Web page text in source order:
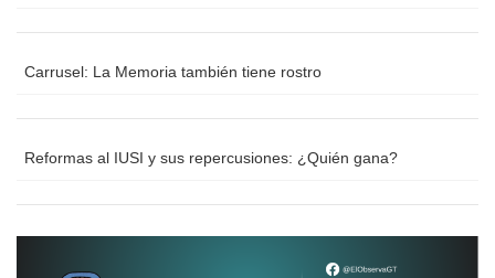
Carrusel: La Memoria también tiene rostro
Reformas al IUSI y sus repercusiones: ¿Quién gana?